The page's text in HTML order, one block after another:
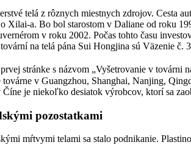
telá z rôznych miestnych zdrojov. Cesta
Xilai-a. Bo bol starostom v Daliane od roku
v roku 2002. Počas tohto času
na telá pána Sui Hongjina sú Väzenie
stránke s názvom „Vyšetrovanie v
v Guangzhou, Shanghai, Nanjing,
je niekoľko desiatok výrobcov, ktorí sa
pozostatkami
mŕtvymi telami sa stalo podnikanie.